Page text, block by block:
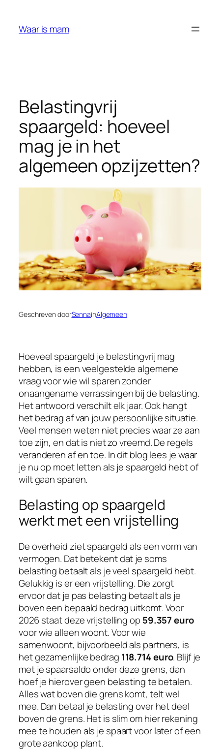
Waar is mam
Belastingvrij
spaargeld: hoeveel
mag je in het
algemeen opzijzetten?
Geschreven doorSennainAlgemeen
Hoeveel spaargeld je belastingvrij mag
hebben, is een veelgestelde algemene
vraag voor wie wil sparen zonder
onaangename verrassingen bij de belasting.
Het antwoord verschilt elk jaar. Ook hangt
het bedrag af van jouw persoonlijke situatie.
Veel mensen weten niet precies waar ze aan
toe zijn, en dat is niet zo vreemd. De regels
veranderen af en toe. In dit blog lees je waar
je nu op moet letten als je spaargeld hebt of
wilt gaan sparen.
Belasting op spaargeld
werkt met een vrijstelling
De overheid ziet spaargeld als een vorm van
vermogen. Dat betekent dat je soms
belasting betaalt als je veel spaargeld hebt.
Gelukkig is er een vrijstelling. Die zorgt
ervoor dat je pas belasting betaalt als je
boven een bepaald bedrag uitkomt. Voor
2026 staat deze vrijstelling op 59.357 euro
voor wie alleen woont. Voor wie
samenwoont, bijvoorbeeld als partners, is
het gezamenlijke bedrag 118.714 euro. Blijf je
met je spaarsaldo onder deze grens, dan
hoef je hierover geen belasting te betalen.
Alles wat boven die grens komt, telt wel
mee. Dan betaal je belasting over het deel
boven de grens. Het is slim om hier rekening
mee te houden als je spaart voor later of een
grote aankoop plant.